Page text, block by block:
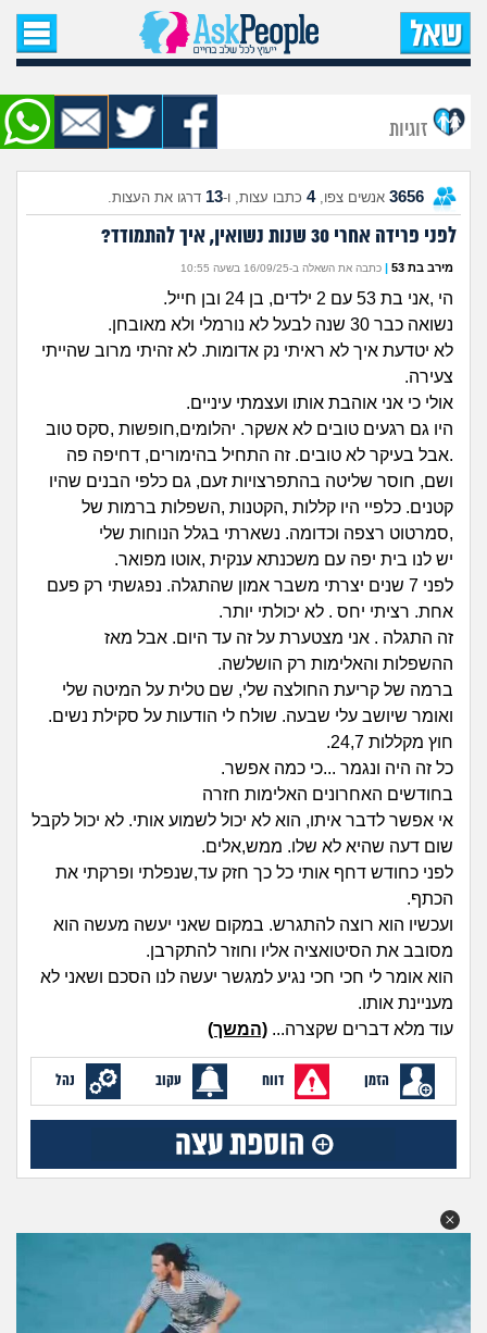
עמוד הבית
שאל שאלה
שאלות חדשות
שאלות שעוררו עניין
עצות חדשות
מה קורה כאן?
מדורים
זוגיות
היריון ולידה
הורות ומשפחה
מהבקו"ם... ועד מתי?!
עבודה וקריירה
חברים ואנשים
בית, שכנים ושותפים
מה שעובר עליי
פיננסי וכלכלה
בין הסדינים
יוקר המחיה
גאווה
חיפוש שאלות
הרשמה | התחברות
זוגיות
3656 אנשים צפו,4 כתבו עצות, ו-13 דרגו את העצות.
לפני פרידה אחרי 30 שנות נשואין, איך להתמודד?
מירב בת 53 | כתבה את השאלה ב-16/09/25 בשעה 10:55
הי ,אני בת 53 עם 2 ילדים, בן 24 ובן חייל.
נשואה כבר 30 שנה לבעל לא נורמלי ולא מאובחן.
לא יטדעת איך לא ראיתי נק אדומות. לא זהיתי מרוב שהייתי
צעירה.
אולי כי אני אוהבת אותו ועצמתי עיניים.
היו גם רגעים טובים לא אשקר. יהלומים,חופשות ,סקס טוב
.אבל בעיקר לא טובים. זה התחיל בהימורים, דחיפה פה
ושם, חוסר שליטה בהתפרצויות זעם, גם כלפי הבנים שהיו
קטנים. כלפיי היו קללות ,הקטנות ,השפלות ברמות של
,סמרטוט רצפה וכדומה. נשארתי בגלל הנוחות שלי
יש לנו בית יפה עם משכנתא ענקית ,אוטו מפואר.
לפני 7 שנים יצרתי משבר אמון שהתגלה. נפגשתי רק פעם
אחת. רציתי יחס . לא יכולתי יותר.
זה התגלה . אני מצטערת על זה עד היום. אבל מאז
ההשפלות והאלימות רק הושלשה.
ברמה של קריעת החולצה שלי, שם טלית על המיטה שלי
ואומר שיושב עלי שבעה. שולח לי הודעות על סקילת נשים.
חוץ מקללות 24,7.
כל זה היה ונגמר ...כי כמה אפשר.
בחודשים האחרונים האלימות חזרה
אי אפשר לדבר איתו, הוא לא יכול לשמוע אותי. לא יכול לקבל
שום דעה שהיא לא שלו. ממש,אלים.
לפני כחודש דחף אותי כל כך חזק עד,שנפלתי ופרקתי את
הכתף.
ועכשיו הוא רוצה להתגרש. במקום שאני יעשה מעשה הוא
מסובב את הסיטואציה אליו וחוזר להתקרבן.
הוא אומר לי חכי חכי נגיע למגשר יעשה לנו הסכם ושאני לא
מעניינת אותו.
עוד מלא דברים שקצרה... (המשך)
הזמן דווח עקוב נהל